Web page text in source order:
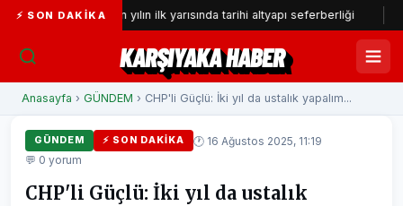
⚡ SON DAKIKA
İZSU’dan yılın ilk yarısında tarihi altyapı seferberliği
KARŞIYAKA HABER
Anasayfa › GÜNDEM › CHP'li Güçlü: İki yıl da ustalık yapalım...
GÜNDEM ⚡ SON DAKIKA
🕐 16 Ağustos 2025, 11:19
💬 0 yorum
CHP'li Güçlü: İki yıl da ustalık